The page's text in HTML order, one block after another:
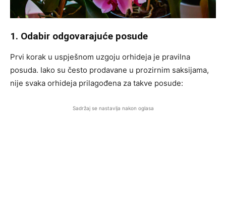
1. Odabir odgovarajuće posude
Prvi korak u uspješnom uzgoju orhideja je pravilna
posuda. Iako su često prodavane u prozirnim saksijama,
nije svaka orhideja prilagođena za takve posude:
Sadržaj se nastavlja nakon oglasa